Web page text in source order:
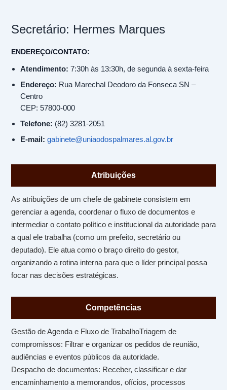
Secretário: Hermes Marques
ENDEREÇO/CONTATO:
Atendimento: 7:30h às 13:30h, de segunda à sexta-feira
Endereço: Rua Marechal Deodoro da Fonseca SN –
Centro
CEP: 57800-000
Telefone: (82) 3281-2051
E-mail: gabinete@uniaodospalmares.al.gov.br
Atribuições
As atribuições de um chefe de gabinete consistem em
gerenciar a agenda, coordenar o fluxo de documentos e
intermediar o contato político e institucional da autoridade para
a qual ele trabalha (como um prefeito, secretário ou
deputado). Ele atua como o braço direito do gestor,
organizando a rotina interna para que o líder principal possa
focar nas decisões estratégicas.
Competências
Gestão de Agenda e Fluxo de TrabalhoTriagem de
compromissos: Filtrar e organizar os pedidos de reunião,
audiências e eventos públicos da autoridade.
Despacho de documentos: Receber, classificar e dar
encaminhamento a memorandos, ofícios, processos